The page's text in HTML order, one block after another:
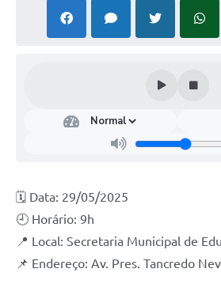
🗓 Data: 29/05/2025
🕘 Horário: 9h
📍 Local: Secretaria Municipal de
📌 Endereço: Av. Pres. Tancredo